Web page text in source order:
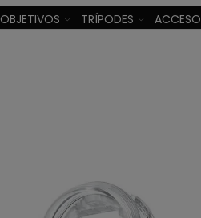
OBJETIVOS TRÍPODES